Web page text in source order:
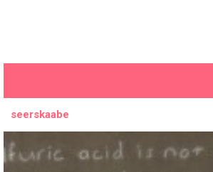
seerskaabe